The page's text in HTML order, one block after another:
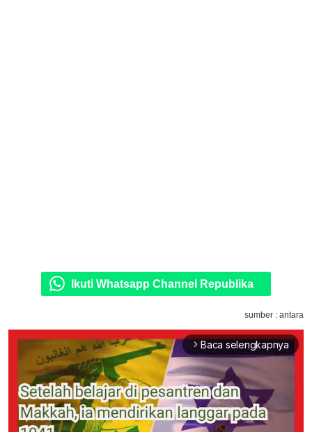
Ikuti Whatsapp Channel Republika
sumber : antara
arrow_forward_ios Baca selengkapnya